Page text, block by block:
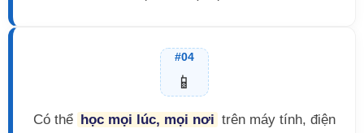
#04
📱
Có thể học mọi lúc, mọi nơi trên máy tính, điện